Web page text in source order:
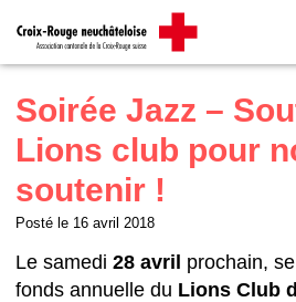
Talk to me
automatiquement parG Translate
Soirée Jazz –
Lions club pour
soutenir !
Posté le 16 avril 2018
Le samedi 28 avril prochain,
fonds annuelle du Lions Club